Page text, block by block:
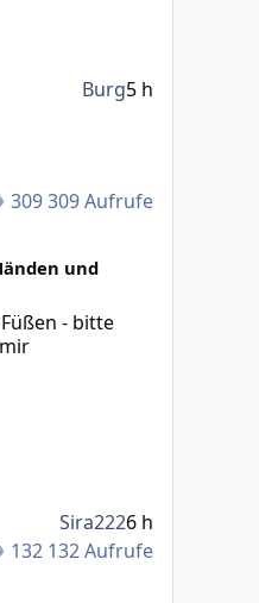
309 Aufrufe
Burg5 h
und
- bitte
132 Aufrufe
Sira2226 h